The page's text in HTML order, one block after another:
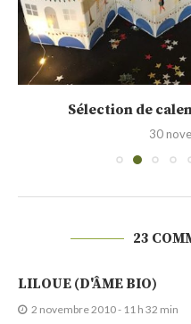
Sélection de
30
23
LILOUE (D'ÂME BIO)
2 novembre 2010 - 11 h 32 min